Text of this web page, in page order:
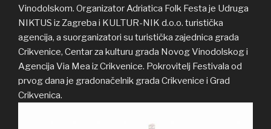
Vinodolskom. Organizator Adriatica Folk Festa je Udruga
NIKTUS iz Zagreba i KULTUR-NIK d.o.o. turistička
agencija, a suorganizatori su turistička zajednica grada
Crikvenice, Centar za kulturu grada Novog Vinodolskog i
Agencija Via Mea iz Crikvenice. Pokrovitelj Festivala od
prvog dana je gradonačelnik grada Crikvenice i Grad
Crikvenica.